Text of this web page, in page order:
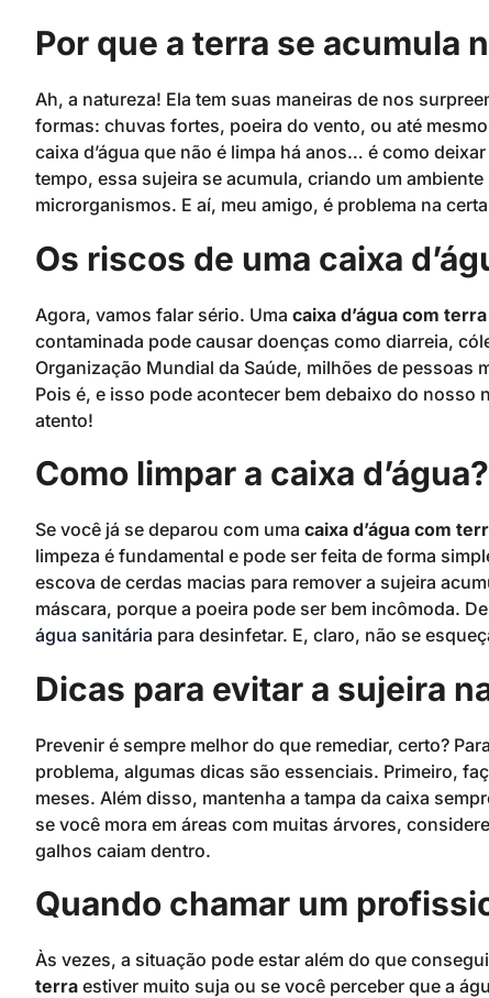
Por que a terra se acumula
Ah, a natureza! Ela tem suas maneiras de nos
formas: chuvas fortes, poeira do vento, ou até
caixa d’água que não é limpa há anos… é como
tempo, essa sujeira se acumula, criando um
microrganismos. E aí, meu amigo, é problema na
Os riscos de uma caixa
Agora, vamos falar sério. Uma caixa d’água com terra
contaminada pode causar doenças como diarreia,
Organização Mundial da Saúde, milhões de pessoas
Pois é, e isso pode acontecer bem debaixo do
atento!
Como limpar a caixa d’água?
Se você já se deparou com uma caixa d’água com
limpeza é fundamental e pode ser feita de forma
escova de cerdas macias para remover a sujeira
máscara, porque a poeira pode ser bem incômoda.
água sanitária para desinfetar. E, claro, não se
Dicas para evitar a sujeira
Prevenir é sempre melhor do que remediar, certo?
problema, algumas dicas são essenciais. Primeiro,
meses. Além disso, mantenha a tampa da caixa
se você mora em áreas com muitas árvores,
galhos caiam dentro.
Quando chamar um
Às vezes, a situação pode estar além do que
terra estiver muito suja ou se você perceber que a